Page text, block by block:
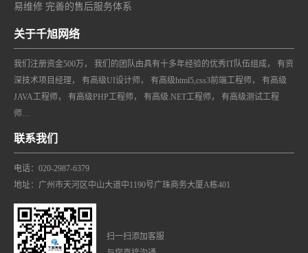
易维修 完善的售后服务体系
关于千旭网络
我们注册资金500万， 我们的团队由具有十多年经验的优秀IT队伍组成， 有资
深技术项目经理， 有高级UI设计师， 有高级html5,css3前端工程师， 有高级
JAVA工程师， 有高级PHP工程师， 有高级.NET工程师， 有高级测试工程
师…
联系我们
电话：020-2987-6379
地址：广州市天河区中山大道中1190号广珠商务大厦A栋401
扫一扫添加客服